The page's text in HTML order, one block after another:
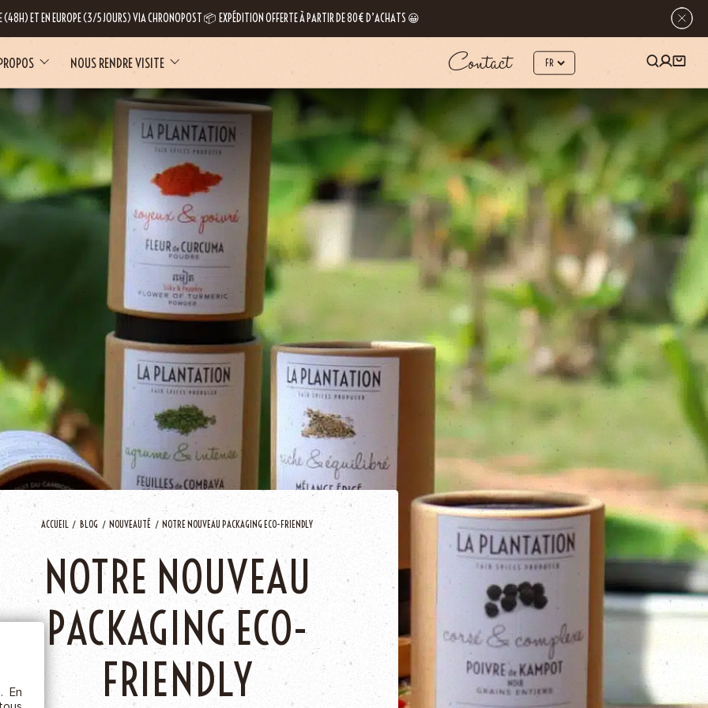
(48H) ET EN EUROPE (3/5 JOURS) VIA CHRONOPOST 📦 EXPÉDITION OFFERTE À PARTIR DE 80€ D’ACHATS 😀
NOUS RENDRE VISITE Contact
ACCUEIL BLOG NOUVEAUTÉ NOTRE NOUVEAU PACKAGING ECO-FRIENDLY
NOTRE NOUVEAU
PACKAGING ECO-
FRIENDLY
En
au